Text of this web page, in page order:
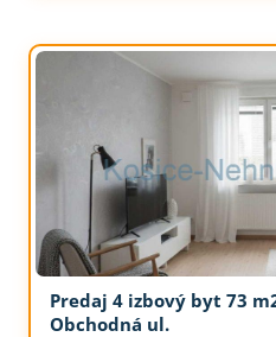
Predaj 4 izbový byt 73
Obchodná ul.